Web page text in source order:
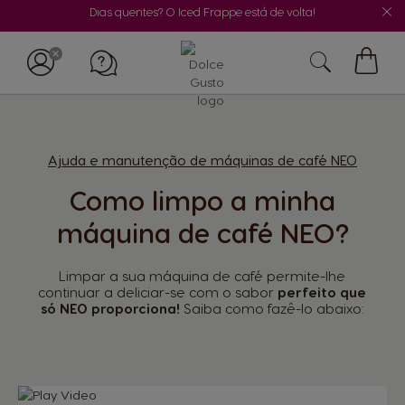
Dias quentes? O Iced Frappe está de volta!
Ajuda e manutenção de máquinas de café NEO
Como limpo a minha
máquina de café NEO?
Limpar a sua máquina de café permite-lhe
continuar a deliciar-se com o sabor perfeito que
só NEO proporciona! Saiba como fazê-lo abaixo: